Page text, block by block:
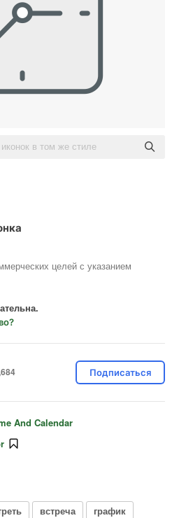
целей с указанием
Подписаться
And Calendar
встреча
график